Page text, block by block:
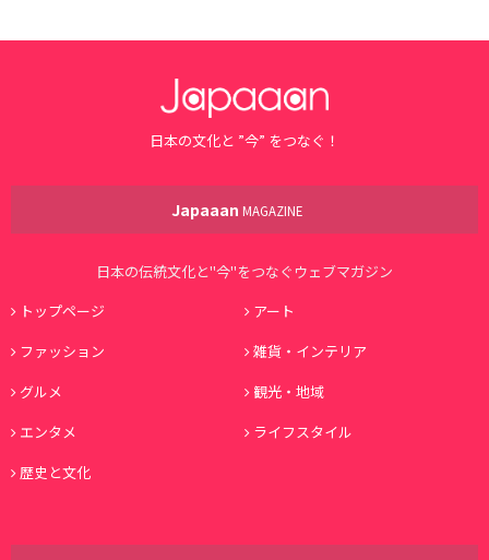
日本の文化と ”今” をつなぐ！
Japaaan MAGAZINE
日本の伝統文化と"今"をつなぐウェブマガジン
トップページ
アート
ファッション
雑貨・インテリア
グルメ
観光・地域
エンタメ
ライフスタイル
歴史と文化